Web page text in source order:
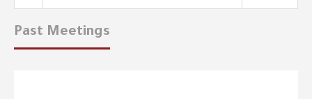
Past Meetings